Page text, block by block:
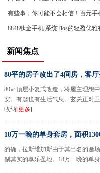
有些事，你可能不会相信！百元手
8848钛金手机 系统Tios的轻盈优雅
新闻焦点
80平的房子改出了4间房，客厅
80㎡顶层小复式改造，将屋主理想
安。有趣也有生活气息。玄关正对
收纳[更多]
18万一晚的单身套房，面积
的确，拉斯维加斯由于其出名的赌
副其实的享乐圣地。18万一晚的单